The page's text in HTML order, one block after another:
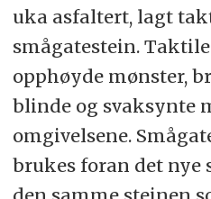
uka asfaltert, lagt
smågatestein.
opphøyde mønster,
blinde og svaksynte
omgivelsene.
brukes foran det nye